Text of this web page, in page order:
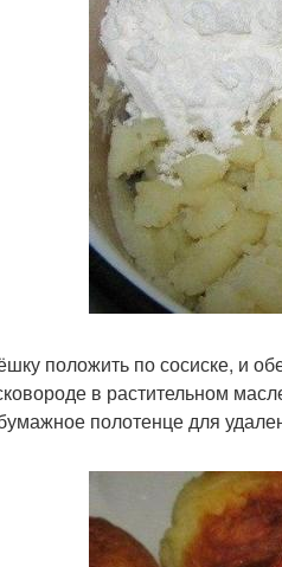
положить по сосиске, и
в растительном
полотенце для